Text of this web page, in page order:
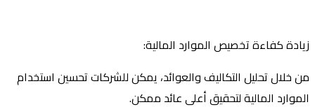
زيادة كفاءة تخصيص الموارد المالية:
من خلال تحليل التكاليف والعوائد، يمكن للشركات تحسين استخدام
الموارد المالية لتحقيق أعلى عائد ممكن.